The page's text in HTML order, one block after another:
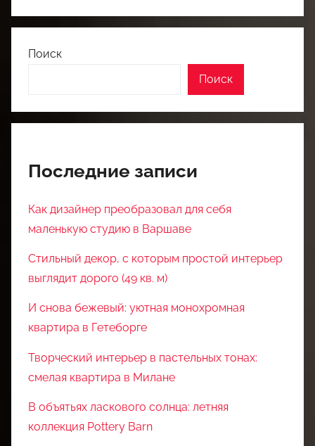
Поиск
Поиск
Последние записи
Как дизайнер преобразовал для себя
маленькую студию в Варшаве
Стильный декор, с которым простой интерьер
выглядит дорого (49 кв. м)
И снова бежевый: уютная монохромная
квартира в Гетеборге
Творческий интерьер в пастельных тонах:
смелая квартира в Милане
В объятьях ласкового солнца: летняя
коллекция Pottery Barn